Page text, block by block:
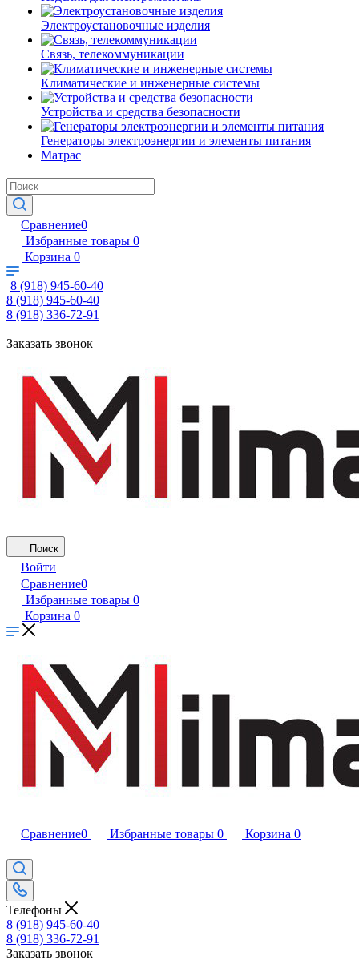
Электроустановочные изделия
Связь, телекоммуникации
Климатические и инженерные системы
Устройства и средства безопасности
Генераторы электроэнергии и элементы питания
Матрас
Сравнение0
Избранные товары 0
Корзина 0
8 (918) 945-60-40
8 (918) 945-60-40
8 (918) 336-72-91
Заказать звонок
Поиск
Войти
Сравнение0
Избранные товары 0
Корзина 0
Сравнение0 Избранные товары 0 Корзина 0
Телефоны
8 (918) 945-60-40
8 (918) 336-72-91
Заказать звонок